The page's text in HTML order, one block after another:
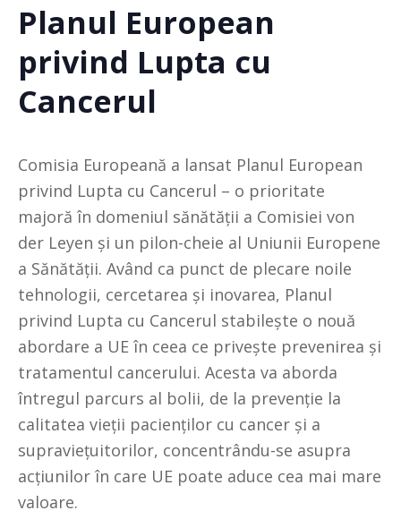
Planul European
privind Lupta cu
Cancerul
Comisia Europeană a lansat Planul European
privind Lupta cu Cancerul – o prioritate
majoră în domeniul sănătății a Comisiei von
der Leyen și un pilon-cheie al Uniunii Europene
a Sănătății. Având ca punct de plecare noile
tehnologii, cercetarea și inovarea, Planul
privind Lupta cu Cancerul stabilește o nouă
abordare a UE în ceea ce privește prevenirea și
tratamentul cancerului. Acesta va aborda
întregul parcurs al bolii, de la prevenție la
calitatea vieții pacienților cu cancer și a
supraviețuitorilor, concentrându-se asupra
acțiunilor în care UE poate aduce cea mai mare
valoare.